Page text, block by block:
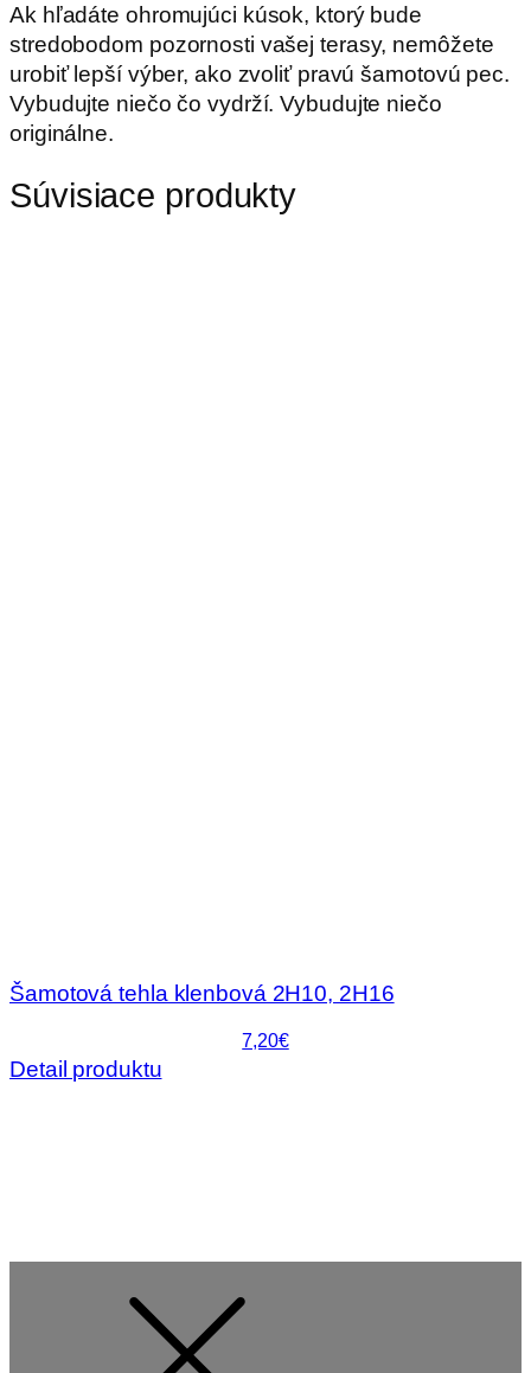
Ak hľadáte ohromujúci kúsok, ktorý bude
stredobodom pozornosti vašej terasy, nemôžete
urobiť lepší výber, ako zvoliť pravú šamotovú pec.
Vybudujte niečo čo vydrží. Vybudujte niečo
originálne.
Súvisiace produkty
Šamotová tehla klenbová 2H10, 2H16
7,20€
Detail produktu